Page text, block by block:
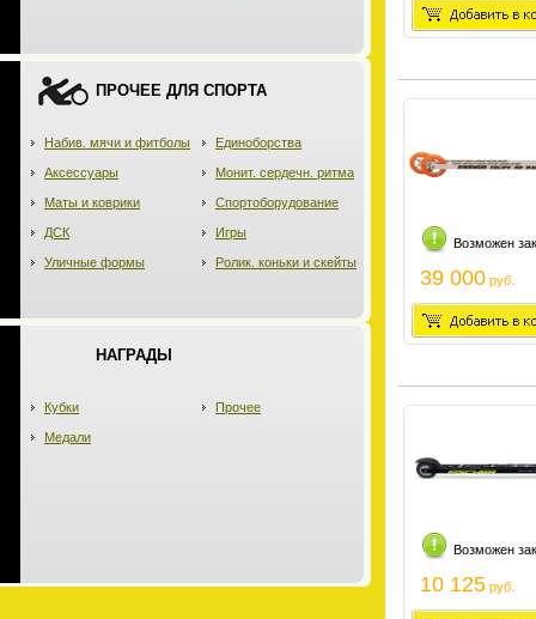
ПРОЧЕЕ ДЛЯ СПОРТА
Набив. мячи и фитболы
Аксессуары
Маты и коврики
ДСК
Уличные формы
Единоборства
Монит. сердечн. ритма
Спортоборудование
Игры
Ролик. коньки и скейты
НАГРАДЫ
Кубки
Медали
Прочее
Возможен
39 000 руб.
Возможен
10 125 руб.